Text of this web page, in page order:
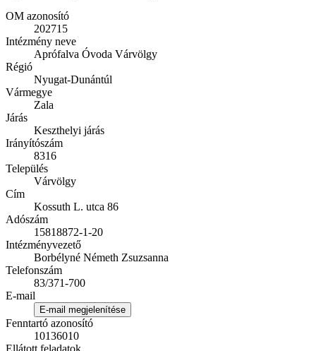
OM azonosító
202715
Intézmény neve
Aprófalva Óvoda Várvölgy
Régió
Nyugat-Dunántúl
Vármegye
Zala
Járás
Keszthelyi járás
Irányítószám
8316
Település
Várvölgy
Cím
Kossuth L. utca 86
Adószám
15818872-1-20
Intézményvezető
Borbélyné Németh Zsuzsanna
Telefonszám
83/371-700
E-mail
E-mail megjelenítése
Fenntartó azonosító
10136010